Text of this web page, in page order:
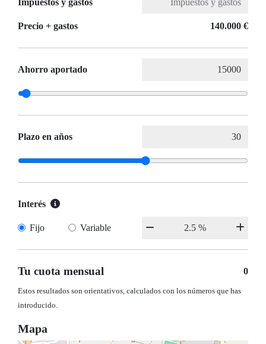
Impuestos y gastos
Precio + gastos 140.000 €
Ahorro aportado
Plazo en años
Interés
Fijo Variable
Tu cuota mensual 0
Estos resultados son orientativos, calculados con los números que has
introducido.
Mapa